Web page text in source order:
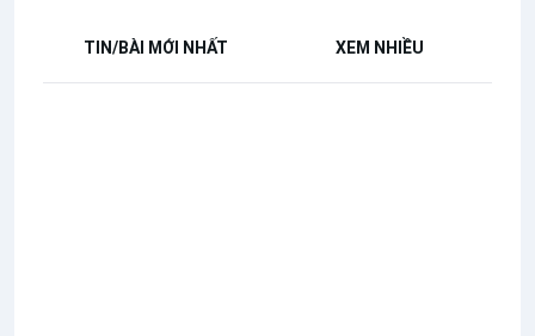
TIN/BÀI MỚI NHẤT XEM NHIỀU